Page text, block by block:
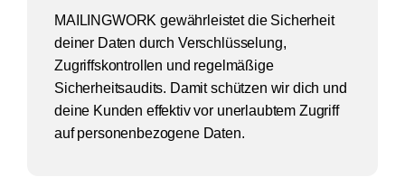
MAILINGWORK gewährleistet die Sicherheit
deiner Daten durch Verschlüsselung,
Zugriffskontrollen und regelmäßige
Sicherheitsaudits. Damit schützen wir dich und
deine Kunden effektiv vor unerlaubtem Zugriff
auf personenbezogene Daten.